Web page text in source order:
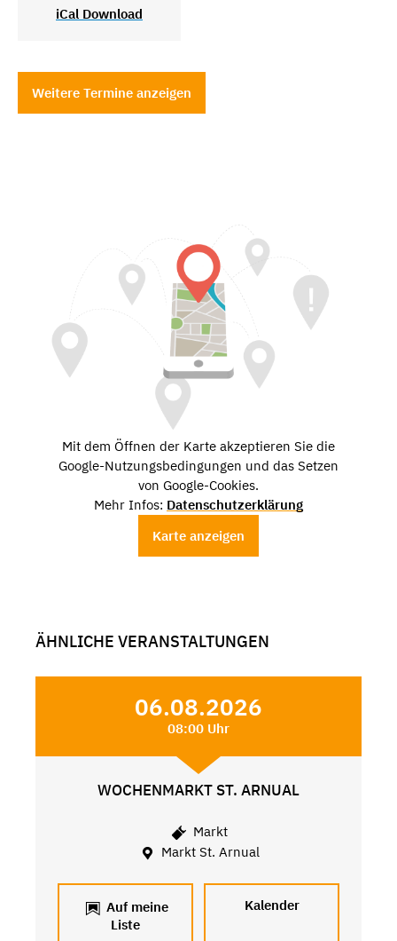
iCal Download
Weitere Termine anzeigen
Mit dem Öffnen der Karte akzeptieren Sie die
Google-Nutzungsbedingungen und das Setzen
von Google-Cookies.
Mehr Infos: Datenschutzerklärung
Karte anzeigen
ÄHNLICHE VERANSTALTUNGEN
06.08.2026
08:00 Uhr
WOCHENMARKT ST. ARNUAL
Markt
Markt St. Arnual
Auf meine
Liste
Kalender